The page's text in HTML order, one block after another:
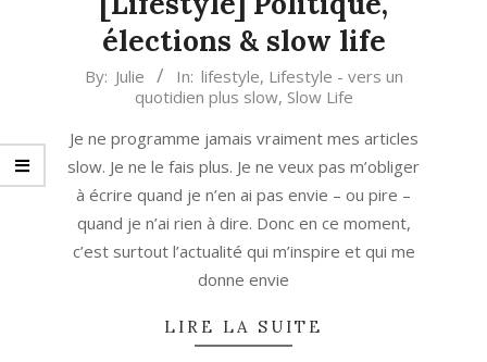
élections & slow life
2022-
15
By: Julie In: lifestyle, Lifestyle - vers un
quotidien plus slow, Slow Life
Je ne programme jamais vraiment mes articles
slow. Je ne le fais plus. Je ne veux pas m’obliger
à écrire quand je n’en ai pas envie – ou pire –
quand je n’ai rien à dire. Donc en ce moment,
c’est surtout l’actualité qui m’inspire et qui me
donne envie
LIRE LA SUITE